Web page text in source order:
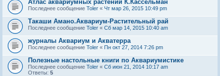
Атлас аквариумных растений К.Кассельман
Последнее сообщение Toler « Чт мар 26, 2015 10:49 pm
Такаши Амано.Аквариум-Растительный рай
Последнее сообщение Toler « Сб мар 14, 2015 10:40 am
журналы Аквариум и Акватерра
Последнее сообщение Toler « Пн окт 27, 2014 7:26 pm
Полезные настольные книги по Аквариумистике
Последнее сообщение Toler « Сб июн 21, 2014 10:17 am
Ответы: 5